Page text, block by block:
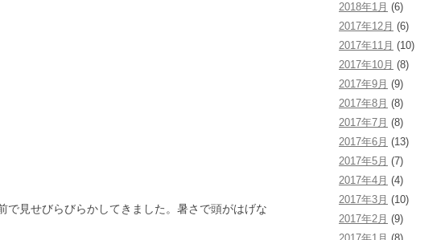
で見せびらびらかしてきました。暑さで頭がはげな
2018年1月 (6)
2017年12月 (6)
2017年11月 (10)
2017年10月 (8)
2017年9月 (9)
2017年8月 (8)
2017年7月 (8)
2017年6月 (13)
2017年5月 (7)
2017年4月 (4)
2017年3月 (10)
2017年2月 (9)